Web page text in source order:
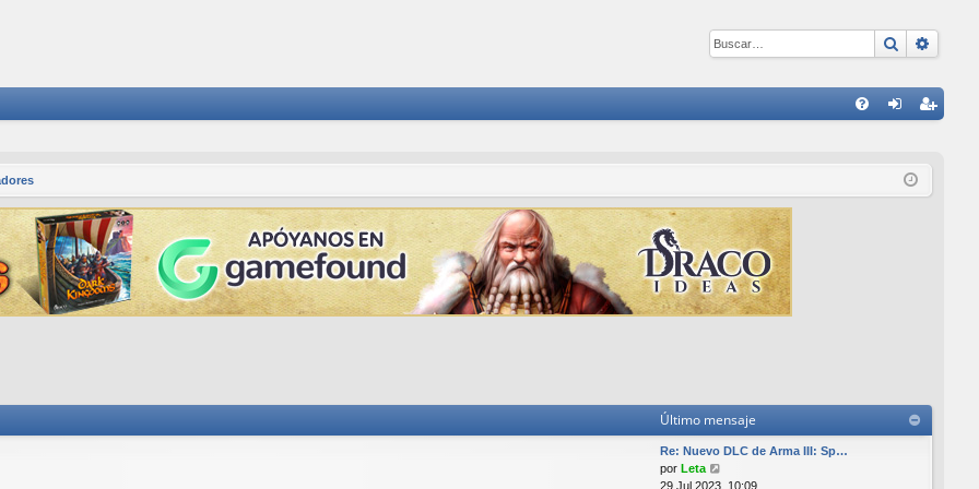
Buscar
ist
Último mensaje
Re: Nuevo DLC de Arma III: Sp…
por Leta
29 Jul 2023, 10:09